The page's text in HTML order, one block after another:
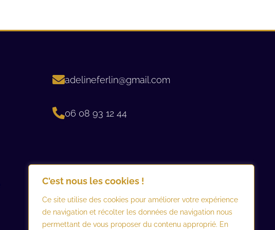
C'est nous les cookies !
Ce site utilise des cookies pour améliorer votre expérience
de navigation et récolter les données de navigation nous
permettant de vous proposer du contenu approprié. En
adelineferlin@gmail.com
06 08 93 12 44 ​